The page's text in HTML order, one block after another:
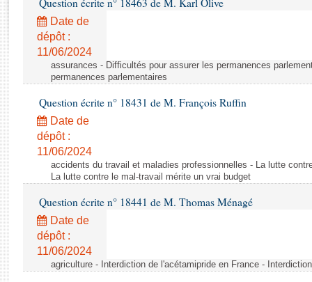
Rapports d'enquête
Rapports législatifs
Rapports sur l'application des lois
Baromètre de l’application des lois
Budget et sécurité sociale
Questions écrites et orales
Comptes rendus des débats
Question écrite n° 18463 de M. Karl Olive
Date de
dépôt :
11/06/2024
assurances - Difficultés pour assurer les permanences
permanences parlementaires
Question écrite n° 18431 de M. François Ruffin
Date de
dépôt :
11/06/2024
accidents du travail et maladies professionnelles - La lutte
La lutte contre le mal-travail mérite un vrai budget
Question écrite n° 18441 de M. Thomas Ménagé
Date de
dépôt :
11/06/2024
agriculture - Interdiction de l'acétamipride en France -